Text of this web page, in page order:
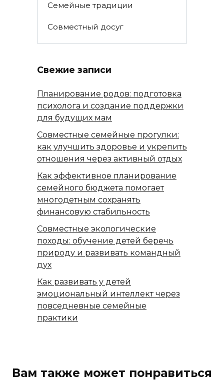
Семейные традиции
Совместный досуг
Свежие записи
Планирование родов: подготовка
психолога и создание поддержки
для будущих мам
Совместные семейные прогулки:
как улучшить здоровье и укрепить
отношения через активный отдых
Как эффективное планирование
семейного бюджета помогает
многодетным сохранять
финансовую стабильность
Совместные экологические
походы: обучение детей беречь
природу и развивать командный
дух
Как развивать у детей
эмоциональный интеллект через
повседневные семейные
практики
Вам также может понравиться